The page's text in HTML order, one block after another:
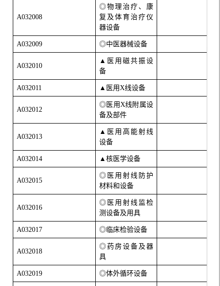
A032008
◎物理治疗、康
复及体育治疗仪
器设备
A032009 ◎中医器械设备
A032010
▲医用磁共振设
备
A032011 ▲医用X线设备
A032012
◎医用X线附属设
备及部件
A032013
▲医用高能射线
设备
A032014 ▲核医学设备
A032015
◎医用射线防护
材料和设备
A032016
◎医用射线监检
测设备及用具
A032017 ◎临床检验设备
A032018
◎药房设备及器
具
A032019 ◎体外循环设备